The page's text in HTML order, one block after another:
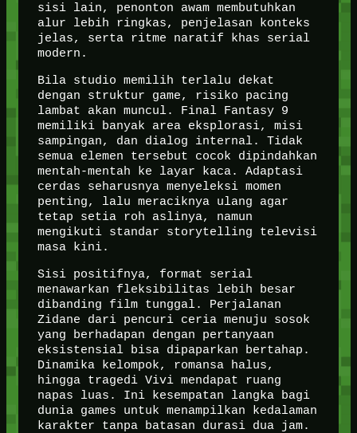
sisi lain, penonton awam membutuhkan
alur lebih ringkas, penjelasan konteks
jelas, serta ritme naratif khas serial
modern.
Bila studio memilih terlalu dekat
dengan struktur game, risiko pacing
lambat akan muncul. Final Fantasy 9
memiliki banyak area eksplorasi, misi
sampingan, dan dialog internal. Tidak
semua elemen tersebut cocok dipindahkan
mentah-mentah ke layar kaca. Adaptasi
cerdas seharusnya menyeleksi momen
penting, lalu meraciknya ulang agar
tetap setia roh aslinya, namun
mengikuti standar storytelling televisi
masa kini.
Sisi positifnya, format serial
menawarkan fleksibilitas lebih besar
dibanding film tunggal. Perjalanan
Zidane dari pencuri ceria menuju sosok
yang berhadapan dengan pertanyaan
eksistensial bisa dipaparkan bertahap.
Dinamika kelompok, romansa halus,
hingga tragedi Vivi mendapat ruang
napas luas. Ini kesempatan langka bagi
dunia games untuk menampilkan kedalaman
karakter tanpa batasan durasi dua jam.